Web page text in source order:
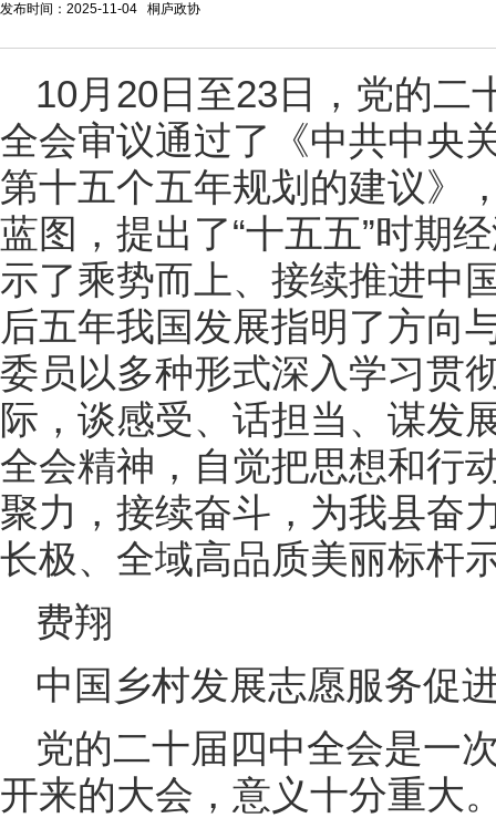
发布时间：2025-11-04 桐庐政协
10月20日至23日，党的二
全会审议通过了《中共中央
第十五个五年规划的建议》
蓝图，提出了“十五五”时期
示了乘势而上、接续推进中
后五年我国发展指明了方向
委员以多种形式深入学习贯
际，谈感受、话担当、谋发
全会精神，自觉把思想和行
聚力，接续奋斗，为我县奋
长极、全域高品质美丽标杆
费翔
中国乡村发展志愿服务促
党的二十届四中全会是一
开来的大会，意义十分重大